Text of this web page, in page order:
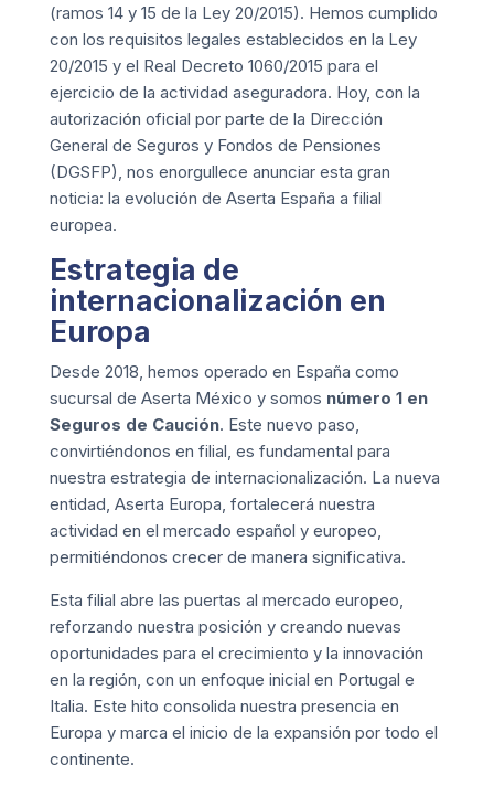
(ramos 14 y 15 de la Ley 20/2015). Hemos cumplido
con los requisitos legales establecidos en la Ley
20/2015 y el Real Decreto 1060/2015 para el
ejercicio de la actividad aseguradora. Hoy, con la
autorización oficial por parte de la Dirección
General de Seguros y Fondos de Pensiones
(DGSFP), nos enorgullece anunciar esta gran
noticia: la evolución de Aserta España a filial
europea.
Estrategia de
internacionalización en
Europa
Desde 2018, hemos operado en España como
sucursal de Aserta México y somos número 1 en
Seguros de Caución. Este nuevo paso,
convirtiéndonos en filial, es fundamental para
nuestra estrategia de internacionalización. La nueva
entidad, Aserta Europa, fortalecerá nuestra
actividad en el mercado español y europeo,
permitiéndonos crecer de manera significativa.
Esta filial abre las puertas al mercado europeo,
reforzando nuestra posición y creando nuevas
oportunidades para el crecimiento y la innovación
en la región, con un enfoque inicial en Portugal e
Italia. Este hito consolida nuestra presencia en
Europa y marca el inicio de la expansión por todo el
continente.